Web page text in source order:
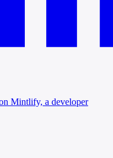
Mintlify, a developer